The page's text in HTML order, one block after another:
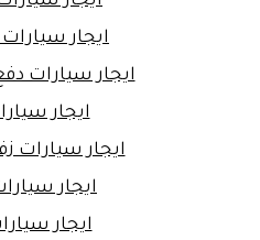
ايجار
ايجار سيارات
ايجار
ايجار سيارات
ايجار
ايجار